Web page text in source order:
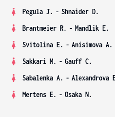
Pegula J. - Shnaider D.
Brantmeier R. - Mandlik E.
Svitolina E. - Anisimova A.
Sakkari M. - Gauff C.
Sabalenka A. - Alexandrova
Mertens E. - Osaka N.